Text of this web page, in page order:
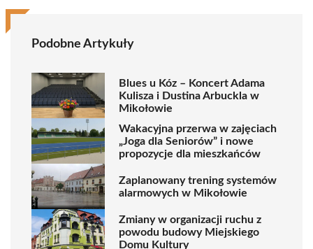
Podobne Artykuły
Blues u Kóz – Koncert Adama
Kulisza i Dustina Arbuckla w
Mikołowie
Wakacyjna przerwa w zajęciach
„Joga dla Seniorów” i nowe
propozycje dla mieszkańców
Zaplanowany trening systemów
alarmowych w Mikołowie
Zmiany w organizacji ruchu z
powodu budowy Miejskiego
Domu Kultury